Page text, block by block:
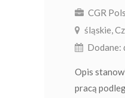
CGR
śląskie,
Dodane:
Opis
pracą